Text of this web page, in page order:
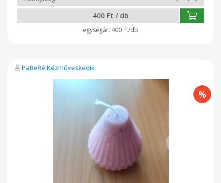
400 Ft / db
400 Ft/db
PaBeRé Kézműveskedik